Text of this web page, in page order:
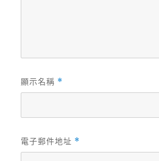
顯示名稱 *
電子郵件地址 *